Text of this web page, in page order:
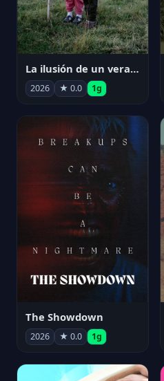
La ilusión de un verano sin fin
2026 ★ 0.0 1g
The Showdown
2026 ★ 0.0 1g